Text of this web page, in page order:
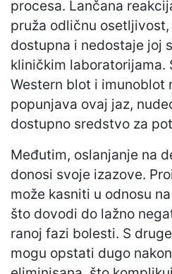
procesa. Lančana
pruža odličnu
dostupna i nedostaje joj
kliničkim laboratorijama.
Western blot i imunoblot
popunjava ovaj jaz,
dostupno sredstvo za
Međutim, oslanjanje na
donosi svoje izazove.
može kasniti u odnosu
što dovodi do lažno
ranoj fazi bolesti. S
mogu opstati dugo